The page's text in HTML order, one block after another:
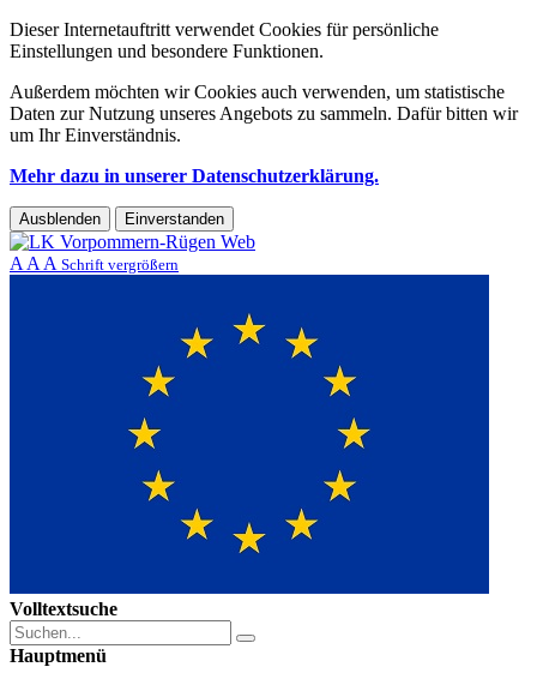
Dieser Internetauftritt verwendet Cookies für persönliche
Einstellungen und besondere Funktionen.
Außerdem möchten wir Cookies auch verwenden, um statistische
Daten zur Nutzung unseres Angebots zu sammeln. Dafür bitten wir
um Ihr Einverständnis.
Mehr dazu in unserer Datenschutzerklärung.
Ausblenden Einverstanden
A A A Schrift vergrößern
Volltextsuche
Hauptmenü